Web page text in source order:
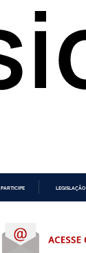
PARTICIPE LEGISLAÇÃO